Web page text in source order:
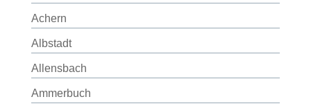
Achern
Albstadt
Allensbach
Ammerbuch